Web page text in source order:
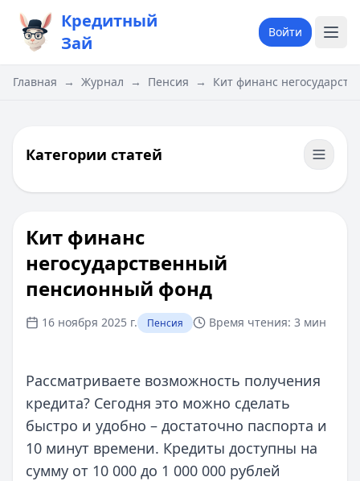
Кредитный
Зай
Войти
Главная → Журнал → Пенсия → ​Кит финанс
Категории статей
​Кит финанс
негосударственный
пенсионный фонд
16 ноября 2025 г. Пенсия Время чтения: 3 мин
Рассматриваете возможность получения
кредита? Сегодня это можно сделать
быстро и удобно – достаточно паспорта и
10 минут времени. Кредиты доступны на
сумму от 10 000 до 1 000 000 рублей